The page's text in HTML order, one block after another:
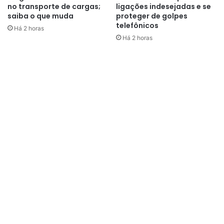
Minas Gerais — 21.393.441
Rio de Janeiro — 17.223.547
no transporte de cargas;
saiba o que muda
Há 2 horas
ligações indesejadas e se
proteger de golpes
telefônicos
Há 2 horas